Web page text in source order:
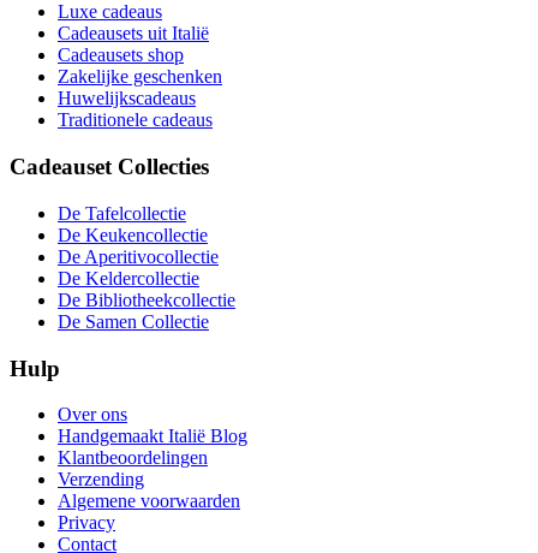
Luxe cadeaus
Cadeausets uit Italië
Cadeausets shop
Zakelijke geschenken
Huwelijkscadeaus
Traditionele cadeaus
Cadeauset Collecties
De Tafelcollectie
De Keukencollectie
De Aperitivocollectie
De Keldercollectie
De Bibliotheekcollectie
De Samen Collectie
Hulp
Over ons
Handgemaakt Italië Blog
Klantbeoordelingen
Verzending
Algemene voorwaarden
Privacy
Contact